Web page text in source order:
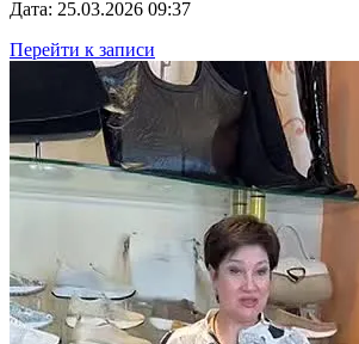
Дата: 25.03.2026 09:37
Перейти к записи